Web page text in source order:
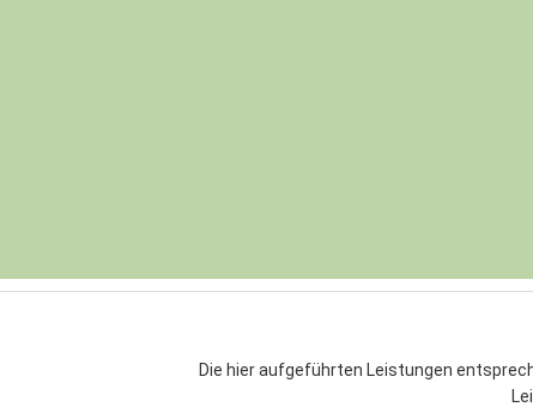
Die hier aufgeführten Leistungen